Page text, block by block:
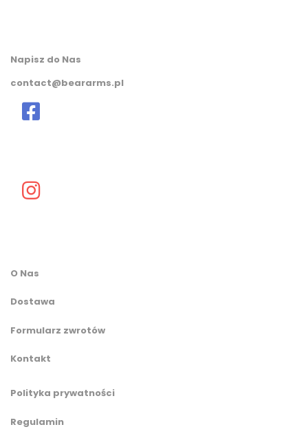
Napisz do Nas
contact@beararms.pl
O Nas
Dostawa
Formularz zwrotów
Kontakt
Polityka prywatności
Regulamin